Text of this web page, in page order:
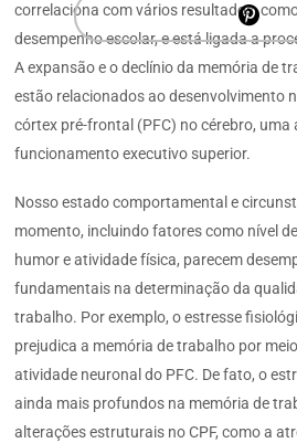
correlaciona com vários resultados,
desempenho escolar, e está ligada a
A expansão e o declínio da memória de
estão relacionados ao desenvolvimento
córtex pré-frontal (PFC) no cérebro, uma
funcionamento executivo superior.
Nosso estado comportamental e
momento, incluindo fatores como nível
humor e atividade física, parecem
fundamentais na determinação da
trabalho. Por exemplo, o estresse
prejudica a memória de trabalho por
atividade neuronal do PFC. De fato, o
ainda mais profundos na memória de
alterações estruturais no CPF, como a